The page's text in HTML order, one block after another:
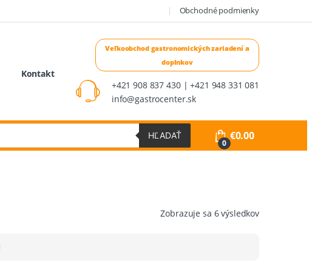
Obchodné podmienky
Kontakt
+421 908 837 430 | +421 948 331 081
info@gastrocenter.sk
HĽADAŤ
0
€0.00
Zobrazuje sa 6 výsledkovZoradené